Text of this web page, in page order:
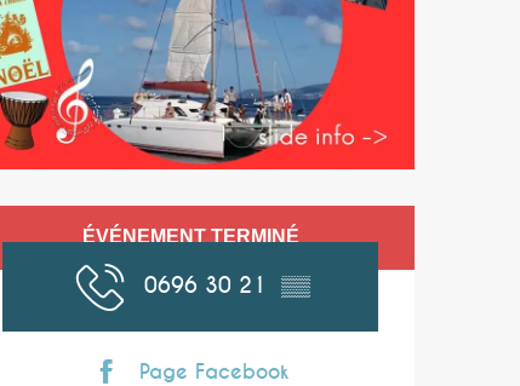
Ouverture et
ÉVÉNEMENT TERMINÉ
0696 30 21 ▒▒
Page Facebook